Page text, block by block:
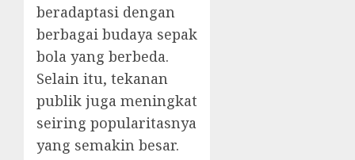
beradaptasi dengan
berbagai budaya sepak
bola yang berbeda.
Selain itu, tekanan
publik juga meningkat
seiring popularitasnya
yang semakin besar.